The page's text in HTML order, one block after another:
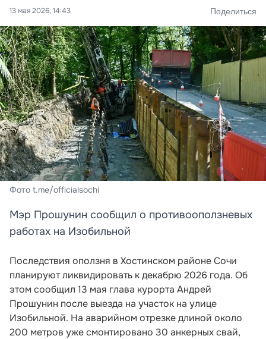
13 мая 2026, 14:43 Поделиться
Фото t.me/officialsochi
Мэр Прошунин сообщил о противооползневых
работах на Изобильной
Последствия оползня в Хостинском районе Сочи
планируют ликвидировать к декабрю 2026 года. Об
этом сообщил 13 мая глава курорта Андрей
Прошунин после выезда на участок на улице
Изобильной. На аварийном отрезке длиной около
200 метров уже смонтировано 30 анкерных свай,